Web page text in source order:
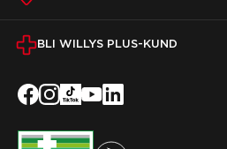
BLI WILLYS PLUS-KUND